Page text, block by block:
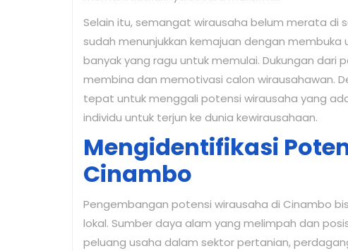
Selain itu, semangat wirausaha belum merata di
sudah menunjukkan kemajuan dengan
banyak yang ragu untuk memulai. Dukungan dari
membina dan memotivasi calon wirausahawan.
tepat untuk menggali potensi wirausaha yang
individu untuk terjun ke dunia kewirausahaan.
Mengidentifikasi
Cinambo
Pengembangan potensi wirausaha di Cinambo
lokal. Sumber daya alam yang melimpah dan
peluang usaha dalam sektor pertanian,